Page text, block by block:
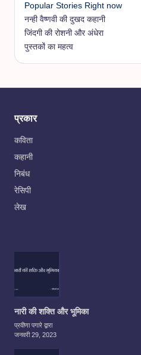
Popular Stories Right now
नन्ही वैष्णवी की दुखद कहानी
जिंदगी की रोशनी और अंधेरा
पुस्तकों का महत्व
प्रकार
कविता
कहानी
निबंध
रेसिपी
लेख
नारी की शक्ति और भूमिका
प्रवीणा पगारे द्वारा
जनवरी 29, 2023